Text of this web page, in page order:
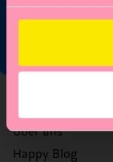
Über uns
Happy Blog